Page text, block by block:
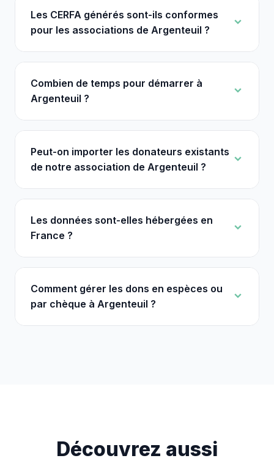
Les CERFA générés sont-ils conformes
pour les associations de Argenteuil ?
Combien de temps pour démarrer à
Argenteuil ?
Peut-on importer les donateurs existants
de notre association de Argenteuil ?
Les données sont-elles hébergées en
France ?
Comment gérer les dons en espèces ou
par chèque à Argenteuil ?
Découvrez aussi